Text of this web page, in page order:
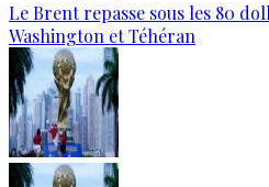
Le Brent repasse sous les 80
Washington et Téhéran